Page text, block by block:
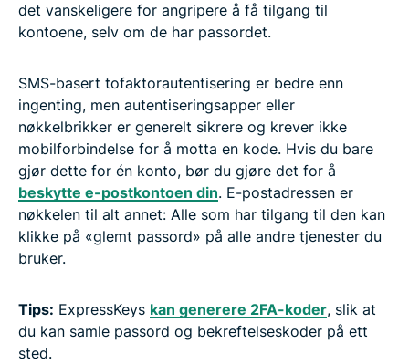
det vanskeligere for angripere å få tilgang til
kontoene, selv om de har passordet.
SMS-basert tofaktorautentisering er bedre enn
ingenting, men autentiseringsapper eller
nøkkelbrikker er generelt sikrere og krever ikke
mobilforbindelse for å motta en kode. Hvis du bare
gjør dette for én konto, bør du gjøre det for å
beskytte e-postkontoen din. E-postadressen er
nøkkelen til alt annet: Alle som har tilgang til den kan
klikke på «glemt passord» på alle andre tjenester du
bruker.
Tips: ExpressKeys kan generere 2FA-koder, slik at
du kan samle passord og bekreftelseskoder på ett
sted.